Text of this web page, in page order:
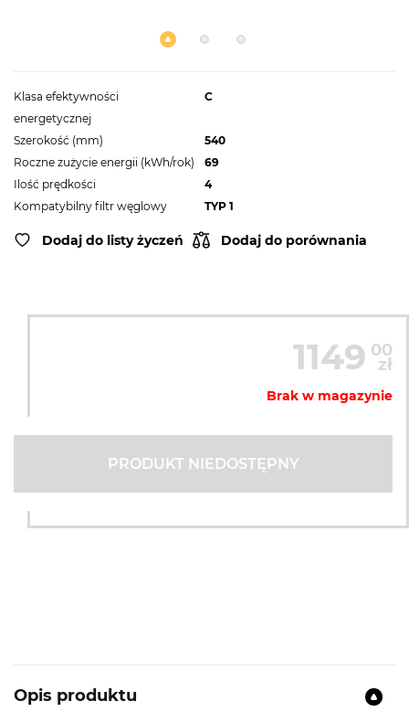
Klasa efektywności
energetycznej
C
Szerokość (mm)
540
Roczne zużycie energii (kWh/rok)
69
Ilość prędkości
4
Kompatybilny filtr węglowy
TYP 1
Dodaj do listy życzeń Dodaj do porównania
1149 00
zł
Brak w magazynie
PRODUKT NIEDOSTĘPNY
Opis produktu